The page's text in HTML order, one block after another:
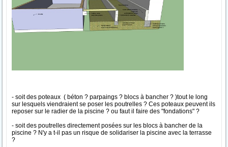
- soit des poteaux ( béton ? parpaings ? blocs à bancher ? )tout le long
sur lesquels viendraient se poser les poutrelles ? Ces poteaux peuvent ils
reposer sur le radier de la piscine ? ou faut il faire des "fondations" ?
- soit des poutrelles directement posées sur les blocs à bancher de la
piscine ? N'y a t-il pas un risque de solidariser la piscine avec la terrasse
?